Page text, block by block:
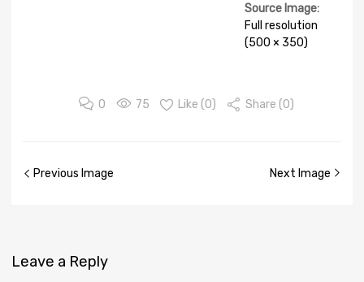
Source Image:
Full resolution
(500 × 350)
0 75 Like (0) Share (0)
Previous Image Next Image
Leave a Reply